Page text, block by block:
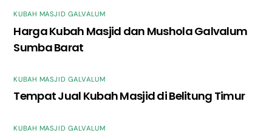
KUBAH MASJID GALVALUM
Harga Kubah Masjid dan Mushola Galvalum
Sumba Barat
KUBAH MASJID GALVALUM
Tempat Jual Kubah Masjid di Belitung Timur
KUBAH MASJID GALVALUM